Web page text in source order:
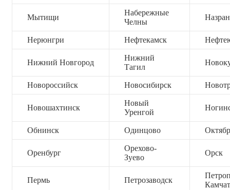
Мытищи
Набережные
Челны
Нерюнгри Нефтекамск
Нижний Новгород
Нижний
Тагил
Новороссийск Новосибирск
Новошахтинск
Новый
Уренгой
Обнинск Одинцово
Оренбург
Орехово-
Зуево
Орск
Пермь Петрозаводск